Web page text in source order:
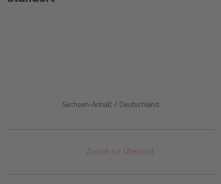
Zurück zur Übersicht
Sachsen-Anhalt / Deutschland